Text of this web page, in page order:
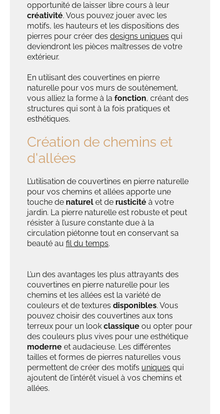
opportunité de laisser libre cours à leur
créativité. Vous pouvez jouer avec les
motifs, les hauteurs et les dispositions des
pierres pour créer des designs uniques qui
deviendront les pièces maîtresses de votre
extérieur.
En utilisant des couvertines en pierre
naturelle pour vos murs de soutènement,
vous alliez la forme à la fonction, créant des
structures qui sont à la fois pratiques et
esthétiques.
Création de chemins et
d'allées
L’utilisation de couvertines en pierre naturelle
pour vos chemins et allées apporte une
touche de naturel et de rusticité à votre
jardin. La pierre naturelle est robuste et peut
résister à l’usure constante due à la
circulation piétonne tout en conservant sa
beauté au fil du temps.
L’un des avantages les plus attrayants des
couvertines en pierre naturelle pour les
chemins et les allées est la variété de
couleurs et de textures disponibles. Vous
pouvez choisir des couvertines aux tons
terreux pour un look classique ou opter pour
des couleurs plus vives pour une esthétique
moderne et audacieuse. Les différentes
tailles et formes de pierres naturelles vous
permettent de créer des motifs uniques qui
ajoutent de l’intérêt visuel à vos chemins et
allées.